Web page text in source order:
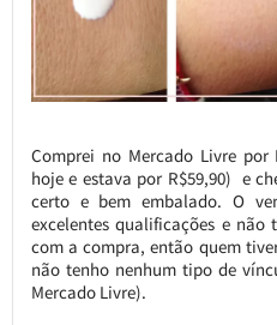
Comprei no Mercado Livre
hoje e estava por R$59,90) e
certo e bem embalado. O
excelentes qualificações e
com a compra, então quem
não tenho nenhum tipo de
Mercado Livre).